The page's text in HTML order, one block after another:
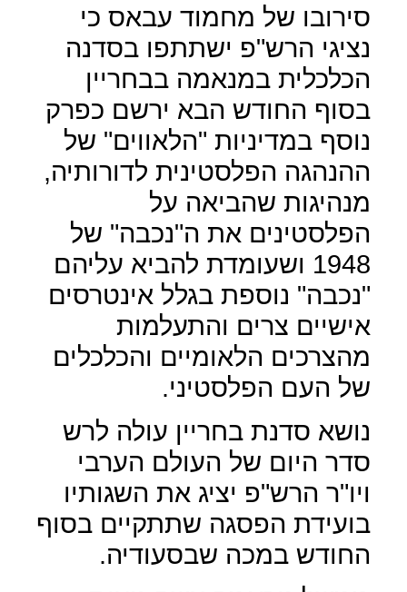
סירובו של מחמוד עבאס כי
נציגי הרש"פ ישתתפו בסדנה
הכלכלית במנאמה בבחריין
בסוף החודש הבא ירשם כפרק
נוסף במדיניות "הלאווים" של
ההנהגה הפלסטינית לדורותיה,
מנהיגות שהביאה על
הפלסטינים את ה"נכבה" של
1948 ושעומדת להביא עליהם
"נכבה" נוספת בגלל אינטרסים
אישיים צרים והתעלמות
מהצרכים הלאומיים והכלכלים
של העם הפלסטיני.
נושא סדנת בחריין עולה לרש
סדר היום של העולם הערבי
ויו"ר הרש"פ יציג את השגותיו
בועידת הפסגה שתתקיים בסוף
החודש במכה שבסעודיה.